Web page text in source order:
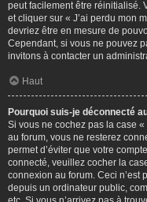
peut facilement être réinitialisé.
et cliquer sur « J’ai perdu mon
devriez être en mesure de
Cependant, si vous ne pouvez
invitons à contacter un
Haut
Pourquoi suis-je déconnecté
Si vous ne cochez pas la case
au forum, vous ne resterez
permet d’éviter que votre
connecté, veuillez cocher la
connexion au forum. Ceci n’est
depuis un ordinateur public,